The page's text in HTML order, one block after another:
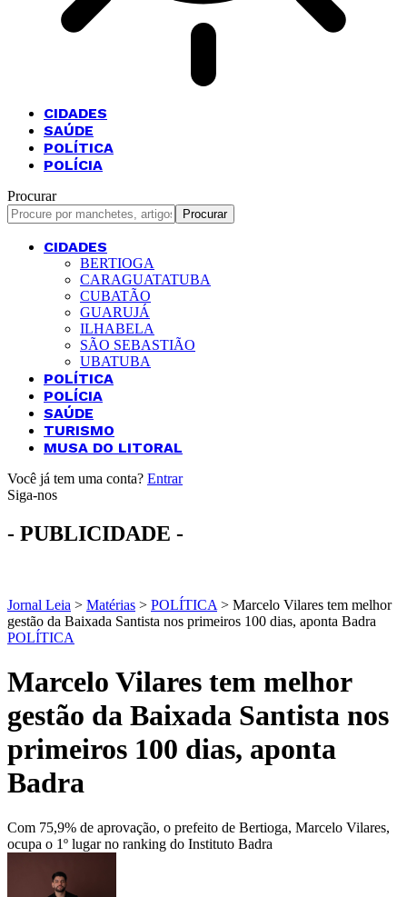
CIDADES
SAÚDE
POLÍTICA
POLÍCIA
Procurar
CIDADES
BERTIOGA
CARAGUATATUBA
CUBATÃO
GUARUJÁ
ILHABELA
SÃO SEBASTIÃO
UBATUBA
POLÍTICA
POLÍCIA
SAÚDE
TURISMO
MUSA DO LITORAL
Você já tem uma conta? Entrar
Siga-nos
- PUBLICIDADE -
Jornal Leia > Matérias > POLÍTICA > Marcelo Vilares tem melhor
gestão da Baixada Santista nos primeiros 100 dias, aponta Badra
POLÍTICA
Marcelo Vilares tem melhor
gestão da Baixada Santista nos
primeiros 100 dias, aponta
Badra
Com 75,9% de aprovação, o prefeito de Bertioga, Marcelo Vilares,
ocupa o 1º lugar no ranking do Instituto Badra